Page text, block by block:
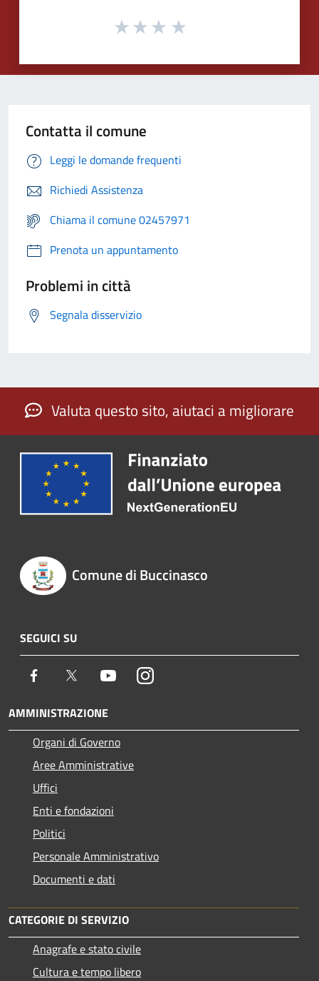
Contatta il comune
Leggi le domande frequenti
Richiedi Assistenza
Chiama il comune 02457971
Prenota un appuntamento
Problemi in città
Segnala disservizio
Valuta questo sito, aiutaci a migliorare
Comune di Buccinasco
SEGUICI SU
Facebook Twitter YoutubeInstagram
AMMINISTRAZIONE
Organi di Governo
Aree Amministrative
Uffici
Enti e fondazioni
Politici
Personale Amministrativo
Documenti e dati
CATEGORIE DI SERVIZIO
Anagrafe e stato civile
Cultura e tempo libero